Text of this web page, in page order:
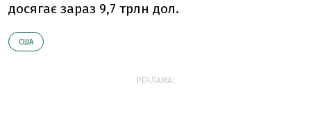
досягає зараз 9,7 трлн дол.
США
РЕКЛАМА: